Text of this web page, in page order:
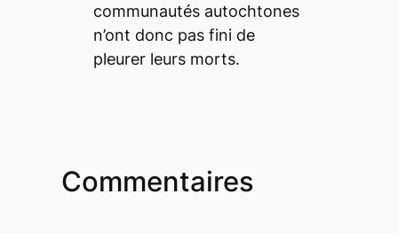
communautés autochtones
n’ont donc pas fini de
pleurer leurs morts.
Commentaires